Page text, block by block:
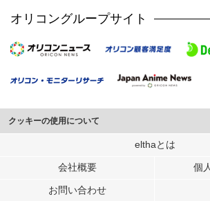
オリコングループサイト
クッキーの使用について
このサイトでは Cookie を使用して、ユーザーに合わ
行っています。
メディアや広告配信、データ解析の各パートナーに提
elthaとは
会社概要 個
お問い合わせ